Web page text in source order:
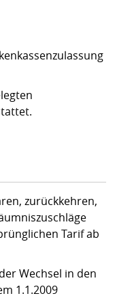
zurückkehren,
Tarif ab
Wechsel in den
1.1.2009